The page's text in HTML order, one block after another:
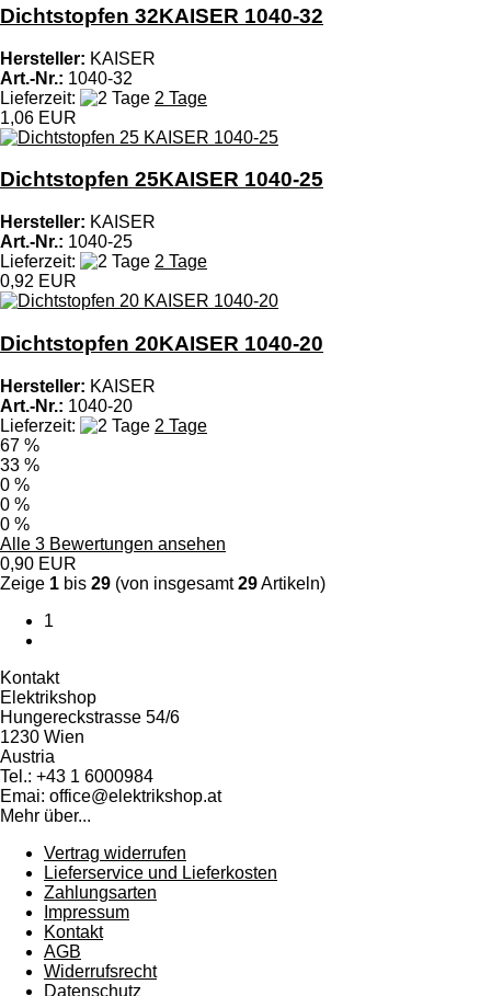
Dichtstopfen 32KAISER 1040-32
Hersteller: KAISER
Art.-Nr.: 1040-32
Lieferzeit:
2 Tage
1,06 EUR
Dichtstopfen 25KAISER 1040-25
Hersteller: KAISER
Art.-Nr.: 1040-25
Lieferzeit:
2 Tage
0,92 EUR
Dichtstopfen 20KAISER 1040-20
Hersteller: KAISER
Art.-Nr.: 1040-20
Lieferzeit:
2 Tage
67 %
33 %
0 %
0 %
0 %
Alle 3 Bewertungen ansehen
0,90 EUR
Zeige 1 bis 29 (von insgesamt29Artikeln)
1
Kontakt
Elektrikshop
Hungereckstrasse 54/6
1230 Wien
Austria
Tel.: +43 1 6000984
Emai: office@elektrikshop.at
Mehr über...
Vertrag widerrufen
Lieferservice und Lieferkosten
Zahlungsarten
Impressum
Kontakt
AGB
Widerrufsrecht
Datenschutz